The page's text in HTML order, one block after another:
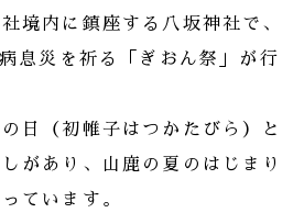
境内に鎮座する八坂神社で、
息災を祈る「ぎおん祭」が行
日（初帷子はつかたびら）と
があり、山鹿の夏のはじまり
ています。